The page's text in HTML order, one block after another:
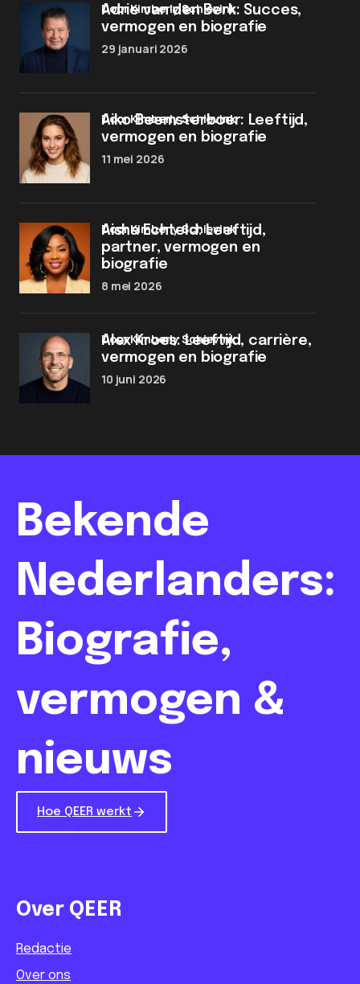
Adrie van den Berk: Succes,
vermogen en biografie
door Kimberly Schievink
29 januari 2026
Aiko Beemsterboer: Leeftijd,
vermogen en biografie
door Kimberly Schievink
11 mei 2026
Aisha Echteld: Leeftijd,
partner, vermogen en
biografie
door Kimberly Schievink
8 mei 2026
Alex Kroes: Leeftijd, carrière,
vermogen en biografie
door Kimberly Schievink
10 juni 2026
Bekende
Nederlanders:
Biografie,
vermogen &
nieuws
Hoe QEER werkt
Over QEER
Redactie
Over ons